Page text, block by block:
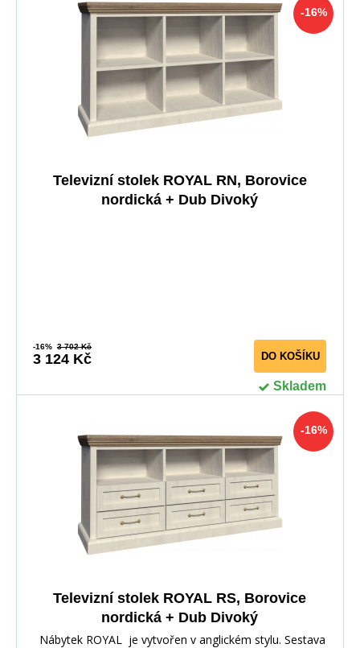
-16%
Televizní stolek ROYAL RN, Borovice
nordická + Dub Divoký
-16% 3 702 Kč
3 124 Kč DO KOŠÍKU
Skladem
-16%
Televizní stolek ROYAL RS, Borovice
nordická + Dub Divoký
Nábytek ROYAL je vytvořen v anglickém stylu. Sestava